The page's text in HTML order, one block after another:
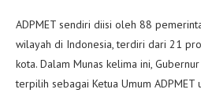
ADPMET sendiri diisi oleh 88
wilayah di Indonesia, terdiri dari 21
kota. Dalam Munas kelima ini,
terpilih sebagai Ketua Umum